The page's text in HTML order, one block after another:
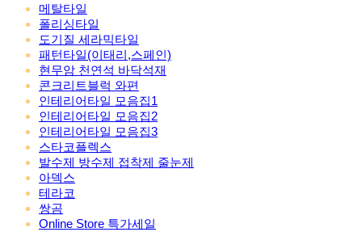
메탈타일
폴리싱타일
도기질 세라믹타일
패턴타일(이태리,스페인)
현무암 천연석 바닥석재
콘크리트블럭 와편
인테리어타일 모음집1
인테리어타일 모음집2
인테리어타일 모음집3
스타코플렉스
발수제 방수제 접착제 줄눈제
아덱스
테라코
쌍곰
Online Store 특가세일